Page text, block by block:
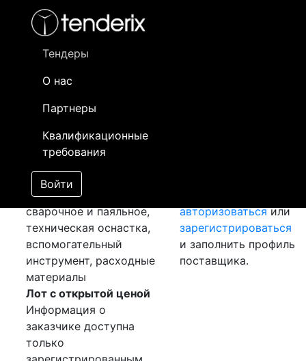
Тендеры
О нас
Партнеры
Квалификационные
требования
Войти
- активный лот
Номер лота
Закупка: Проволока
[Завершен]
выбран
Лот №:
(покупка товара)
Раздел:Оборудование
сварочное и паяльное,
техническая оснастка,
вспомогательный
инструмент, расходные
материалы
Лот с открытой ценой
Информация о
заказчике доступна
только
авторизоватьсяили
зарегистрироваться
и заполнить профиль
поставщика.